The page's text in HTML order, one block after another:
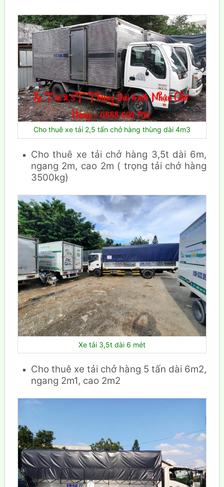
Cho thuê xe tải 2,5 tấn chở hàng thùng dài 4m3
Cho thuê xe tải chở hàng 3,5t dài 6m,
ngang 2m, cao 2m ( trọng tải chở hàng
3500kg)
Xe tải 3,5t dài 6 mét
Cho thuê xe tải chở hàng 5 tấn dài 6m2,
ngang 2m1, cao 2m2